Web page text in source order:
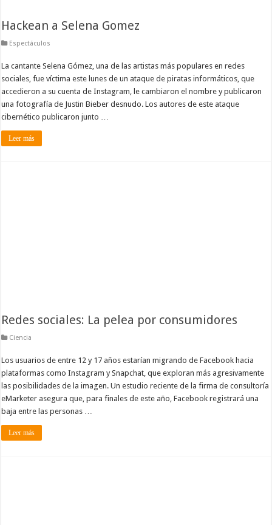
Hackean a Selena Gomez
Espectáculos
La cantante Selena Gómez, una de las artistas más populares en redes
sociales, fue víctima este lunes de un ataque de piratas informáticos, que
accedieron a su cuenta de Instagram, le cambiaron el nombre y publicaron
una fotografía de Justin Bieber desnudo. Los autores de este ataque
cibernético publicaron junto …
Leer más
Redes sociales: La pelea por consumidores
Ciencia
Los usuarios de entre 12 y 17 años estarían migrando de Facebook hacia
plataformas como Instagram y Snapchat, que exploran más agresivamente
las posibilidades de la imagen. Un estudio reciente de la firma de consultoría
eMarketer asegura que, para finales de este año, Facebook registrará una
baja entre las personas …
Leer más